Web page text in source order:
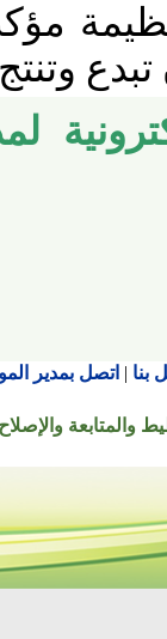
وتنتج
| اتصل بمدير الموقع
والإصلاح